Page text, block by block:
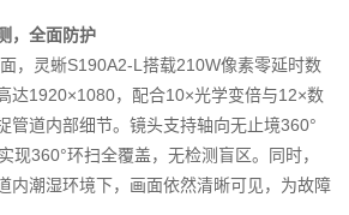
，全面防护
，灵蜥S190A2-L搭载210W像素零延时数
达1920×1080，配合10×光学变倍与12×数
管道内部细节。镜头支持轴向无止境360°
现360°环扫全覆盖，无检测盲区。同时，
内潮湿环境下，画面依然清晰可见，为故障